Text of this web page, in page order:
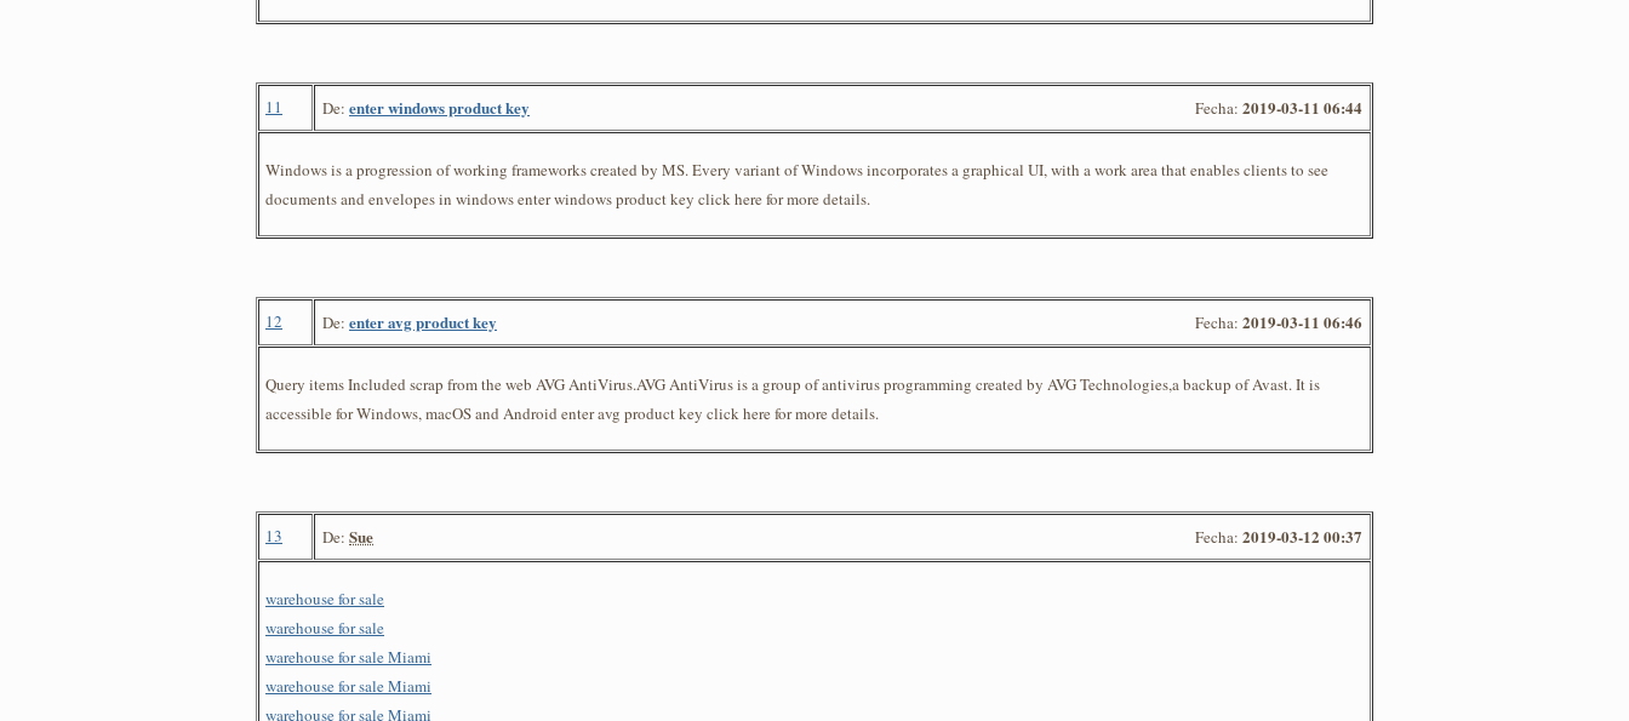
11 De: enter windows product key Fecha: 2019-03-11 06:44
Windows is a progression of working frameworks created by MS. Every variant of Windows incorporates a graphical UI, with a work area that enables clients to see
documents and envelopes in windows enter windows product key click here for more details.
12 De: enter avg product key Fecha: 2019-03-11 06:46
Query items Included scrap from the web AVG AntiVirus.AVG AntiVirus is a group of antivirus programming created by AVG Technologies,a backup of Avast. It is
accessible for Windows, macOS and Android enter avg product key click here for more details.
13 De: Sue Fecha: 2019-03-12 00:37
warehouse for sale
warehouse for sale
warehouse for sale Miami
warehouse for sale Miami
warehouse for sale Miami